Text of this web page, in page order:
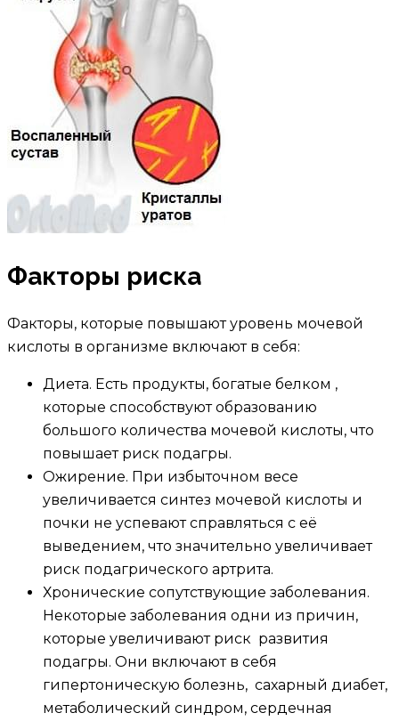
Факторы риска
Факторы, которые повышают уровень мочевой
кислоты в организме включают в себя:
Диета. Есть продукты, богатые белком ,
которые способствуют образованию
большого количества мочевой кислоты, что
повышает риск подагры.
Ожирение. При избыточном весе
увеличивается синтез мочевой кислоты и
почки не успевают справляться с её
выведением, что значительно увеличивает
риск подагрического артрита.
Хронические сопутствующие заболевания.
Некоторые заболевания одни из причин,
которые увеличивают риск развития
подагры. Они включают в себя
гипертоническую болезнь, сахарный диабет,
метаболический синдром, сердечная